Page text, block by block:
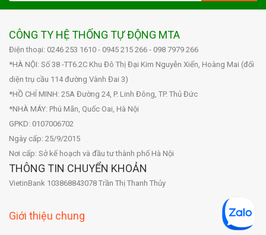
CÔNG TY HỆ THỐNG TỰ ĐỘNG MTA
Điện thoại: 0246 253 1610 - 0945 215 266 - 098 7979 266
*HÀ NỘI: Số 38 -TT6.2C Khu Đô Thị Đại Kim Nguyễn Xiển, Hoàng Mai (đối
diện trụ cầu 114 đường Vành Đai 3)
*HỒ CHÍ MINH: 25A Đường 24, P. Linh Đông, TP. Thủ Đức
*NHÀ MÁY: Phú Mãn, Quốc Oai, Hà Nội
GPKD: 0107006702
Ngày cấp: 25/9/2015
Nơi cấp: Sở kế hoạch và đầu tư thành phố Hà Nội
THÔNG TIN CHUYỂN KHOẢN
VietinBank 103868843078 Trần Thị Thanh Thủy
Giới thiệu chung